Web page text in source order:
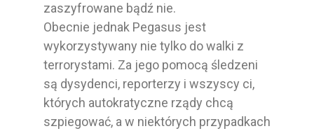
zaszyfrowane bądź nie.
Obecnie jednak Pegasus jest
wykorzystywany nie tylko do walki z
terrorystami. Za jego pomocą śledzeni
są dysydenci, reporterzy i wszyscy ci,
których autokratyczne rządy chcą
szpiegować, a w niektórych przypadkach